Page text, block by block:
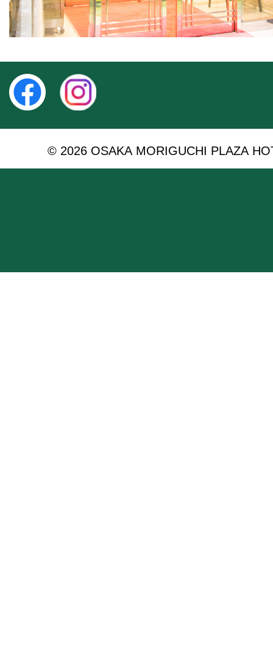
© 2026 OSAKA MORIGUCHI PLAZA